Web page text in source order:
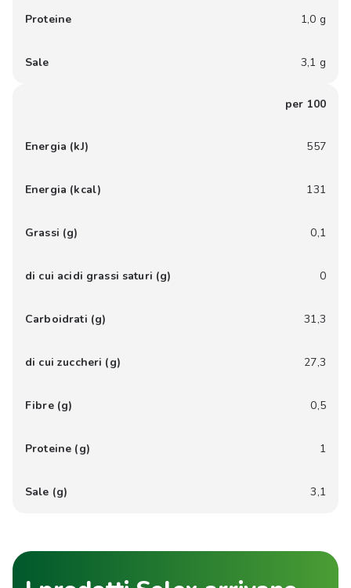
Proteine 1,0 g
Sale 3,1 g
per 100
Energia (kJ) 557
Energia (kcal) 131
Grassi (g) 0,1
di cui acidi grassi saturi (g) 0
Carboidrati (g) 31,3
di cui zuccheri (g) 27,3
Fibre (g) 0,5
Proteine (g) 1
Sale (g) 3,1